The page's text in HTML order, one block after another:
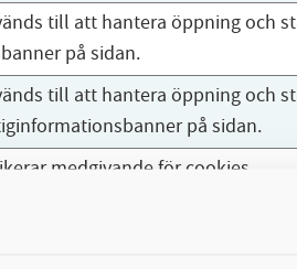
till att hantera öppning och
på sidan.
till att hantera öppning och
på sidan.
medgivande för cookies.